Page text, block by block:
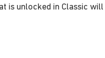
is unlocked in Classic